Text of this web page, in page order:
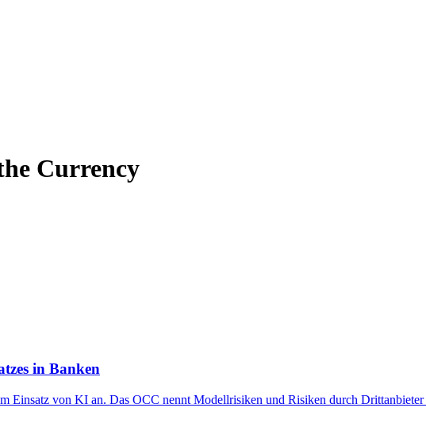
Currency
in Banken
Einsatz von KI an. Das OCC nennt Modellrisiken und Risiken durch Drittanbieter